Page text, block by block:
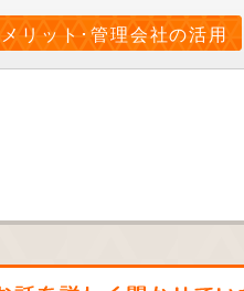
メリット･管理会社の活用